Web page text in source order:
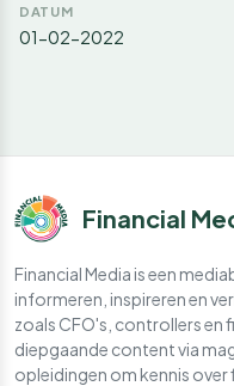
DATUM
01-02-2022
Financial
Financial Media is een
informeren, inspireren en
zoals CFO's, controllers en
diepgaande content via
opleidingen om kennis over